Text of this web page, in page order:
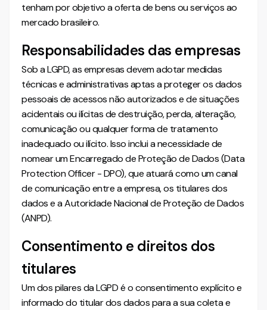
tenham por objetivo a oferta de bens ou serviços ao
mercado brasileiro.
Responsabilidades das empresas
Sob a LGPD, as empresas devem adotar medidas
técnicas e administrativas aptas a proteger os dados
pessoais de acessos não autorizados e de situações
acidentais ou ilícitas de destruição, perda, alteração,
comunicação ou qualquer forma de tratamento
inadequado ou ilícito. Isso inclui a necessidade de
nomear um Encarregado de Proteção de Dados (Data
Protection Officer - DPO), que atuará como um canal
de comunicação entre a empresa, os titulares dos
dados e a Autoridade Nacional de Proteção de Dados
(ANPD).
Consentimento e direitos dos
titulares
Um dos pilares da LGPD é o consentimento explícito e
informado do titular dos dados para a sua coleta e